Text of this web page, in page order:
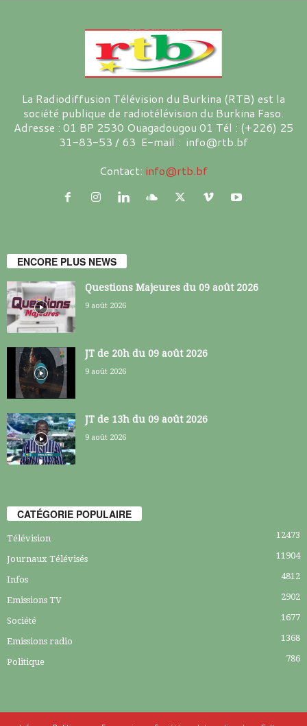
La Radiodiffusion Télévision du Burkina (RTB) est la
société publique de radiotélévision du Burkina Faso.
Adresse : 01 BP 2530 Ouagadougou 01 Tél : (+226) 25
31-83-53 / 63 E-mail : info@rtb.bf
Contact: info@rtb.bf
ENCORE PLUS NEWS
Questions Majeures du 09 août 2026
9 août 2026
JT de 20h du 09 août 2026
9 août 2026
JT de 13h du 09 août 2026
9 août 2026
CATÉGORIE POPULAIRE
Télévision 12473
Journaux Télévisés 11904
Infos 4812
Emissions TV 2902
Société 1677
Emissions radio 1368
Politique 786